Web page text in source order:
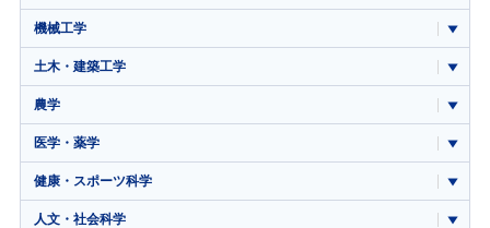
機械工学
土木・建築工学
農学
医学・薬学
健康・スポーツ科学
人文・社会科学